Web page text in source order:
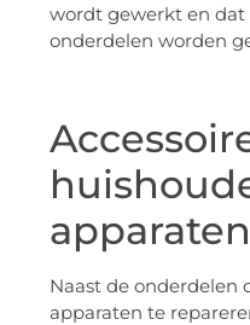
wordt gewerkt en dat
onderdelen worden
apparaten
Naast de onderdelen
apparaten te